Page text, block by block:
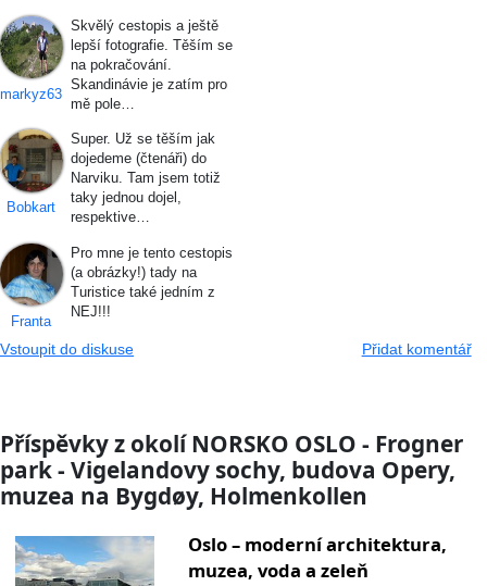
markyz63
Skvělý cestopis a ještě
lepší fotografie. Těším se
na pokračování.
Skandinávie je zatím pro
mě pole…
Bobkart
Super. Už se těším jak
dojedeme (čtenáři) do
Narviku. Tam jsem totiž
taky jednou dojel,
respektive…
Franta
Pro mne je tento cestopis
(a obrázky!) tady na
Turistice také jedním z
NEJ!!!
Vstoupit do diskuse Přidat komentář
Příspěvky z okolí NORSKO OSLO - Frogner
park - Vigelandovy sochy, budova Opery,
muzea na Bygdøy, Holmenkollen
Oslo – moderní architektura,
muzea, voda a zeleň